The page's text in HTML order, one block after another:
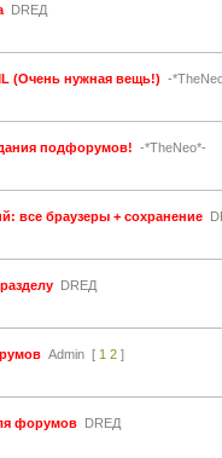
DREД
(Очень нужная вещь!) -
подфорумов! -*TheNeo*-
все браузеры + сохранение
DREД
Admin [ 1 2 ]
форумов DREД